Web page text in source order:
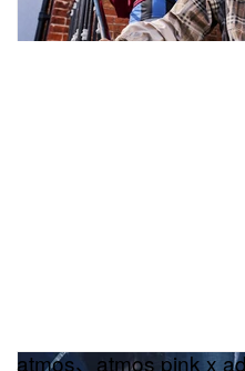
atmos、atmos pink x